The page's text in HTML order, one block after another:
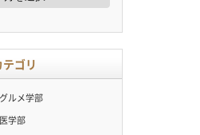
テゴリ
グルメ学部
医学部